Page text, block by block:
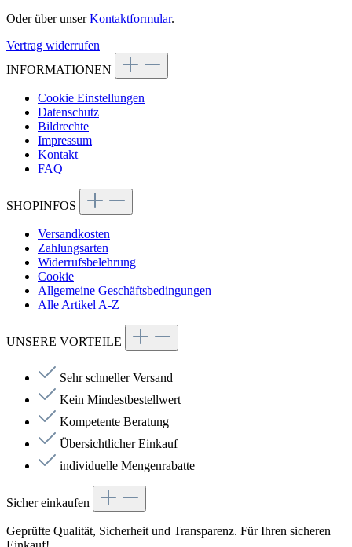
Oder über unserKontaktformular.
Vertrag widerrufen
INFORMATIONEN
Cookie Einstellungen
Datenschutz
Bildrechte
Impressum
Kontakt
FAQ
SHOPINFOS
Versandkosten
Zahlungsarten
Widerrufsbelehrung
Cookie
Allgemeine Geschäftsbedingungen
Alle Artikel A-Z
UNSERE VORTEILE
Sehr schneller Versand
Kein Mindestbestellwert
Kompetente Beratung
Übersichtlicher Einkauf
individuelle Mengenrabatte
Sicher einkaufen
Geprüfte Qualität, Sicherheit und Transparenz. Für Ihren sicheren